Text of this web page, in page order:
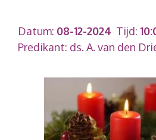
Datum: 08-12-2024 Tijd:
Predikant: ds. A. van den